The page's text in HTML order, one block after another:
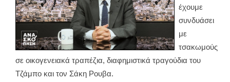
έχουμε
συνδυάσει
με
τσακωμούς
σε οικογενειακά τραπέζια, διαφημιστικά τραγούδια του
Τζάμπο και τον Σάκη Ρουβα.